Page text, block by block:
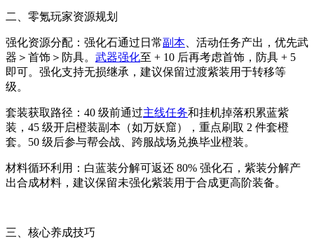
二、零氪玩家资源规划
强化资源分配：强化石通过日常副本 、活动任务产出，优先武
器＞首饰＞防具。 武器强化至 + 10 后再考虑首饰，防具 + 5
即可。 强化支持无损继承，建议保留过渡紫装用于转移等
级。
套装获取路径：40 级前通过主线任务和挂机掉落积累蓝紫
装，45 级开启橙装副本（如万妖窟），重点刷取 2 件套橙
套。50 级后参与帮会战、跨服战场兑换毕业橙装。
材料循环利用：白蓝装分解可返还 80% 强化石，紫装分解产
出合成材料，建议保留未强化紫装用于合成更高阶装备。
三、核心养成技巧